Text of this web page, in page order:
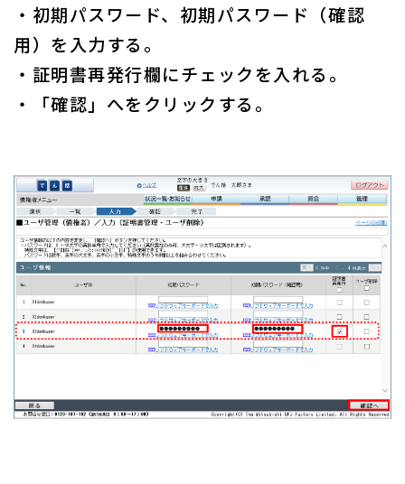
・初期パスワード、初期パスワード（確認
用）を入力する。
・証明書再発行欄にチェックを入れる。
・「確認」へをクリックする。